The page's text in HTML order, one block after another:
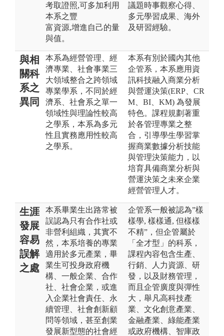
考取證照,可多加利用
本系之豐
富資源,增進自己的量
與值。
議題時事觀察心得、
多元學習成果、海外
及研習經驗。
與相
關科
系之
異同
本系為經營管理、經
濟專業、社會事業三
大領域整合之跨領域
專業學系，不同於經
濟系、社會系之單一
領域性與理論性較高
之學系，本系為多元
性且實務應用性較高
之學系。
本系有別於國內其他
企管系，本系應用資
訊科技融入商業分析
與營運決策(ERP、CR
M、BI、KM) 為發展
特色。課程規劃著重
於各管理專業之整
合，引導學生學習掌
握商業數據分析技能
與管理決策能力，以
培育具備商業分析與
營運決策之未來企業
經營管理人才。
生涯
發展
容易
誤解
之處
本系畢業生出路常被
誤認為只有合作社或
非營利組織，其實不
然，本系培養的專業
適用於多元產業，畢
業生可投身政府機
構、一般企業、合作
社、社會企業，或進
入企業社會責任、永
續管理、社會創新顧
問等領域，甚至創業
發展新型態的社會經
企管系一般被認為”樣
樣學, 樣樣通, 但樣樣
不精”，但企管屬於
「全才型」的科系，
課程內容包含生產、
行銷、人力資源、研
發，以及財務管理，
而且企管廣度與彈性
大，舉凡高科技產
業、文化創意產業、
金融產業、綠能產業
或政府機構、智庫政